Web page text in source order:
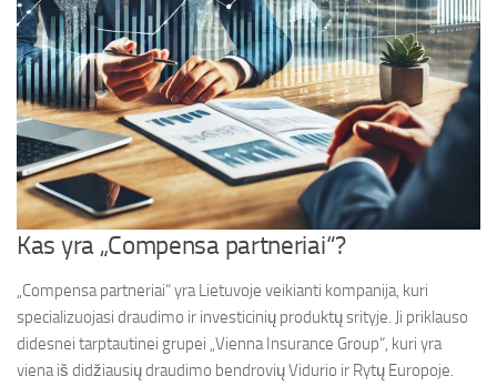
Kas yra „Compensa partneriai“?
„Compensa partneriai“ yra Lietuvoje veikianti kompanija, kuri
specializuojasi draudimo ir investicinių produktų srityje. Ji priklauso
didesnei tarptautinei grupei „Vienna Insurance Group“, kuri yra
viena iš didžiausių draudimo bendrovių Vidurio ir Rytų Europoje.